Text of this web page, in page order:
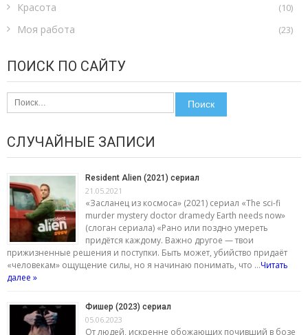
Красота (10)
Моя работа (23)
ПОИСК ПО САЙТУ
Найти:
СЛУЧАЙНЫЕ ЗАПИСИ
Resident Alien (2021) сериал
21.05.2021
«Засланец из космоса» (2021) сериал «The sci-fi
murder mystery doctor dramedy Earth needs now»
(слоган сериала) «Рано или поздно умереть
придётся каждому. Важно другое — твои
прижизненные решения и поступки. Быть может, убийство придаёт
«человекам» ощущение силы, но я начинаю понимать, что …Читать
далее »
Фишер (2023) сериал
05.06.2023
От людей, искренне обожающих почивший в бозе